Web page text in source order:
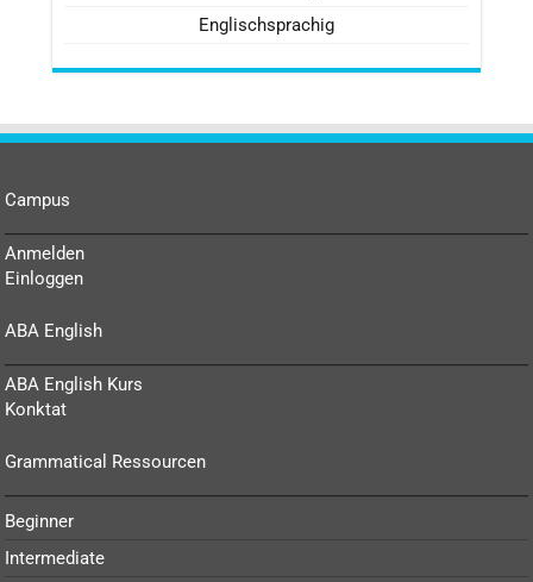
Englischsprachig
Campus
Anmelden
Einloggen
ABA English
ABA English Kurs
Konktat
Grammatical Ressourcen
Beginner
Intermediate